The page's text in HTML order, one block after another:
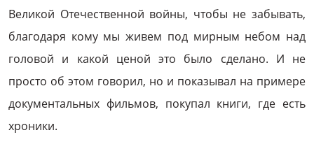
Великой Отечественной войны, чтобы не забывать,
благодаря кому мы живем под мирным небом над
головой и какой ценой это было сделано. И не
просто об этом говорил, но и показывал на примере
документальных фильмов, покупал книги, где есть
хроники.